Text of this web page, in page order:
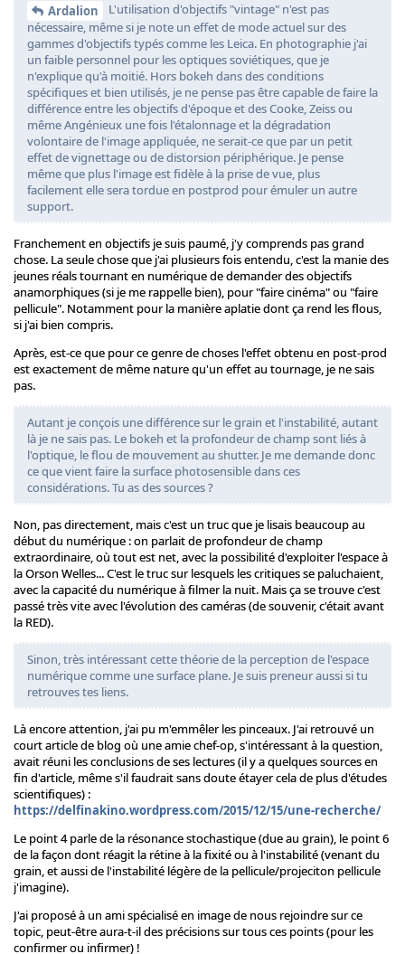
Ardalion
L'utilisation d'objectifs "vintage" n'est pas
nécessaire, même si je note un effet de mode actuel sur des
gammes d'objectifs typés comme les Leica. En photographie j'ai
un faible personnel pour les optiques soviétiques, que je
n'explique qu'à moitié. Hors bokeh dans des conditions
spécifiques et bien utilisés, je ne pense pas être capable de faire la
différence entre les objectifs d'époque et des Cooke, Zeiss ou
même Angénieux une fois l'étalonnage et la dégradation
volontaire de l'image appliquée, ne serait-ce que par un petit
effet de vignettage ou de distorsion périphérique. Je pense
même que plus l'image est fidèle à la prise de vue, plus
facilement elle sera tordue en postprod pour émuler un autre
support.
Franchement en objectifs je suis paumé, j'y comprends pas grand
chose. La seule chose que j'ai plusieurs fois entendu, c'est la manie des
jeunes réals tournant en numérique de demander des objectifs
anamorphiques (si je me rappelle bien), pour "faire cinéma" ou "faire
pellicule". Notamment pour la manière aplatie dont ça rend les flous,
si j'ai bien compris.
Après, est-ce que pour ce genre de choses l'effet obtenu en post-prod
est exactement de même nature qu'un effet au tournage, je ne sais
pas.
Autant je conçois une différence sur le grain et l'instabilité, autant
là je ne sais pas. Le bokeh et la profondeur de champ sont liés à
l'optique, le flou de mouvement au shutter. Je me demande donc
ce que vient faire la surface photosensible dans ces
considérations. Tu as des sources ?
Non, pas directement, mais c'est un truc que je lisais beaucoup au
début du numérique : on parlait de profondeur de champ
extraordinaire, où tout est net, avec la possibilité d'exploiter l'espace à
la Orson Welles... C'est le truc sur lesquels les critiques se paluchaient,
avec la capacité du numérique à filmer la nuit. Mais ça se trouve c'est
passé très vite avec l'évolution des caméras (de souvenir, c'était avant
la RED).
Sinon, très intéressant cette théorie de la perception de l'espace
numérique comme une surface plane. Je suis preneur aussi si tu
retrouves tes liens.
Là encore attention, j'ai pu m'emmêler les pinceaux. J'ai retrouvé un
court article de blog où une amie chef-op, s'intéressant à la question,
avait réuni les conclusions de ses lectures (il y a quelques sources en
fin d'article, même s'il faudrait sans doute étayer cela de plus d'études
scientifiques) :
https://delfinakino.wordpress.com/2015/12/15/une-recherche/
Le point 4 parle de la résonance stochastique (due au grain), le point 6
de la façon dont réagit la rétine à la fixité ou à l'instabilité (venant du
grain, et aussi de l'instabilité légère de la pellicule/projeciton pellicule
j'imagine).
J'ai proposé à un ami spécialisé en image de nous rejoindre sur ce
topic, peut-être aura-t-il des précisions sur tous ces points (pour les
confirmer ou infirmer) !